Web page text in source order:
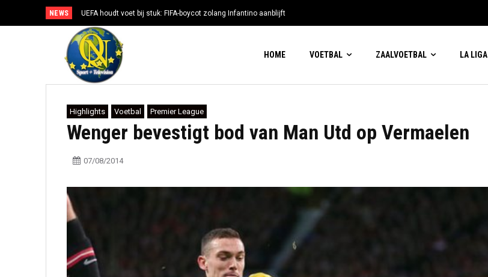
NEWS UEFA houdt voet bij stuk: FIFA-boycot zolang Infantino aanblijft
HOME VOETBAL ZAALVOETBAL LA LIGA
Highlights Voetbal Premier League
Wenger bevestigt bod van Man Utd op Vermaelen
07/08/2014